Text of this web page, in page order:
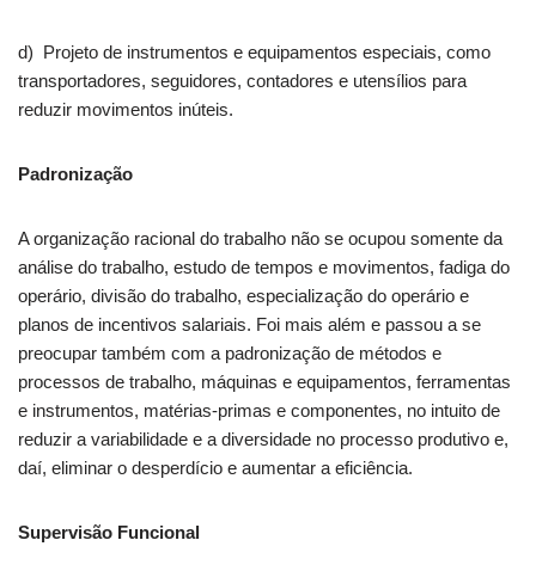
d) Projeto de instrumentos e equipamentos especiais, como
transportadores, seguidores, contadores e utensílios para
reduzir movimentos inúteis.
Padronização
A organização racional do trabalho não se ocupou somente da
análise do trabalho, estudo de tempos e movimentos, fadiga do
operário, divisão do trabalho, especialização do operário e
planos de incentivos salariais. Foi mais além e passou a se
preocupar também com a padronização de métodos e
processos de trabalho, máquinas e equipamentos, ferramentas
e instrumentos, matérias-primas e componentes, no intuito de
reduzir a variabilidade e a diversidade no processo produtivo e,
daí, eliminar o desperdício e aumentar a eficiência.
Supervisão Funcional